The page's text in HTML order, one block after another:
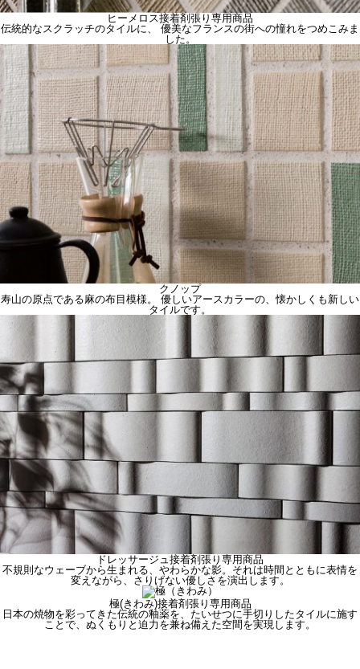
ヒーメロス接着剤張り専用商品
伝統的なスクラッチのタイルに、 優美なフランスの街への憧れをつめこみま
した。
クノップ
寿山の原点である麻の布目模様。 優しいアースカラーの、懐かしくも新しい
タイルです。
ドレッサージュ接着剤張り専用商品
不規則なウェーブから生まれる、やわらかな影。それは時間とともに表情を
変えながら、さりげない優しさを演出します。
極(きわみ)接着剤張り専用商品
日本の焼物を彩ってきた伝統の釉薬を、たいせつに手切りしたタイルに施す
ことで、ぬくもりと迫力を兼ね備えた空間を実現します。